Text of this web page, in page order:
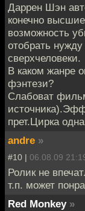
Даррен Шэн
конечно
возможность
отобрать
сверхчеловеки.
В каком жанре
фэнтези?
Слабоват
прет.Цирка
andre »
#10 | 06.08.09
Ролик не
т.п. может
Red Monkey »